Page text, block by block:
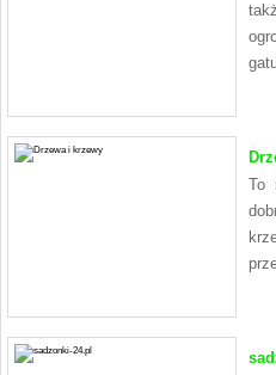
To